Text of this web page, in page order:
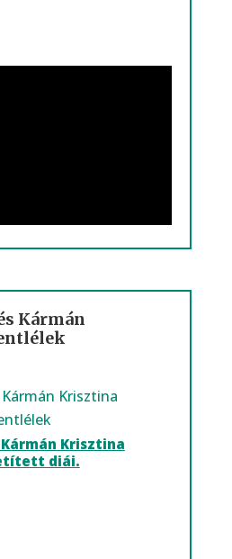
Kármán
Kármán Krisztina
Krisztina
diái.